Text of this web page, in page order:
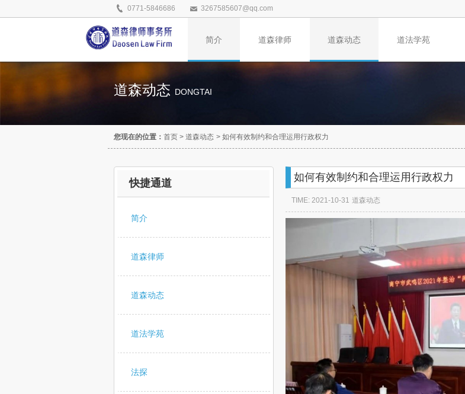
0771-5846686 3267585607@qq.com
简介 道森律师 道森动态 道法学苑
道森动态 DONGTAI
您现在的位置： 首页 > 道森动态 > 如何有效制约和合理运用行政权力
快捷通道
简介
道森律师
道森动态
道法学苑
法探
如何有效制约和合理运用行政权力
TIME: 2021-10-31 道森动态